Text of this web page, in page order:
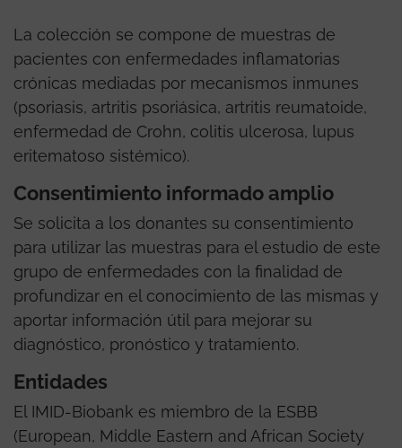
La colección se compone de muestras de
pacientes con enfermedades inflamatorias
crónicas mediadas por mecanismos inmunes
(psoriasis, artritis psoriásica, artritis reumatoide,
enfermedad de Crohn, colitis ulcerosa, lupus
eritematoso sistémico).
Consentimiento informado amplio
Se solicita a los donantes su consentimiento
para utilizar las muestras para el estudio de este
grupo de enfermedades con la finalidad de
profundizar en el conocimiento de las mismas y
aportar información útil para mejorar su
diagnóstico, pronóstico y tratamiento.
Entidades
El IMID-Biobank es miembro de la ESBB
(European, Middle Eastern and African Society